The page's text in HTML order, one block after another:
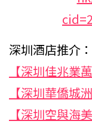
深圳酒店推介：
【深圳佳兆業
【深圳華僑城
【深圳空與海